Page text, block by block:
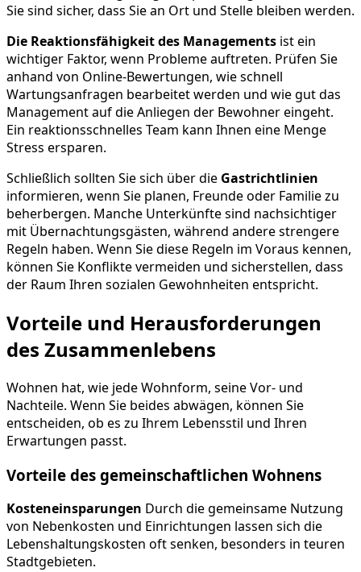
Sie sind sicher, dass Sie an Ort und Stelle bleiben werden.
Die Reaktionsfähigkeit des Managements ist ein
wichtiger Faktor, wenn Probleme auftreten. Prüfen Sie
anhand von Online-Bewertungen, wie schnell
Wartungsanfragen bearbeitet werden und wie gut das
Management auf die Anliegen der Bewohner eingeht.
Ein reaktionsschnelles Team kann Ihnen eine Menge
Stress ersparen.
Schließlich sollten Sie sich über die Gastrichtlinien
informieren, wenn Sie planen, Freunde oder Familie zu
beherbergen. Manche Unterkünfte sind nachsichtiger
mit Übernachtungsgästen, während andere strengere
Regeln haben. Wenn Sie diese Regeln im Voraus kennen,
können Sie Konflikte vermeiden und sicherstellen, dass
der Raum Ihren sozialen Gewohnheiten entspricht.
Vorteile und Herausforderungen
des Zusammenlebens
Wohnen hat, wie jede Wohnform, seine Vor- und
Nachteile. Wenn Sie beides abwägen, können Sie
entscheiden, ob es zu Ihrem Lebensstil und Ihren
Erwartungen passt.
Vorteile des gemeinschaftlichen Wohnens
Kosteneinsparungen Durch die gemeinsame Nutzung
von Nebenkosten und Einrichtungen lassen sich die
Lebenshaltungskosten oft senken, besonders in teuren
Stadtgebieten.